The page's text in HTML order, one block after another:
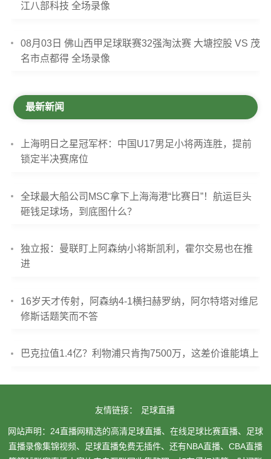
江八部科技 全场录像
08月03日 佛山西甲足球联赛32强淘汰赛 大塘控股 VS 茂
名市点都得 全场录像
最新新闻
上海明日之星冠军杯：中国U17男足小将两连胜，提前
锁定半决赛席位
全球最大船公司MSC拿下上海海港“比赛日”！航运巨头
砸钱足球场，到底图什么？
独立报：曼联盯上阿森纳小将斯凯利，霍尔交易也在推
进
16岁天才传射，阿森纳4-1横扫赫罗纳，阿尔特塔对维尼
修斯话题笑而不答
巴克拉值1.4亿？利物浦只肯掏7500万，这差价谁能填上
友情链接： 足球直播
网站声明：24直播网精选的高清足球直播、在线足球比赛直播、足球
直播录像集锦视频、足球直播免费无插件、还有NBA直播、CBA直播